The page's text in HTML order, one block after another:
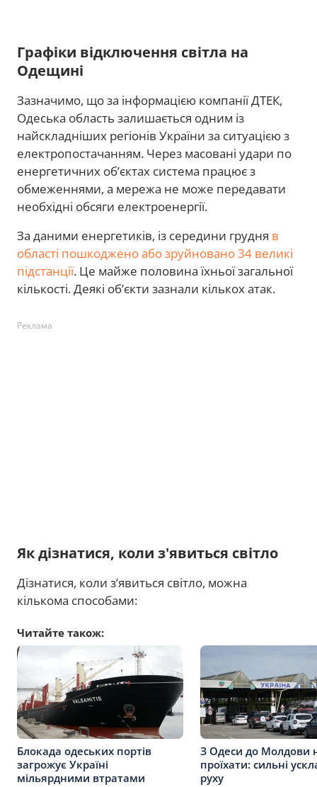
Графіки відключення світла на
Одещині
Зазначимо, що за інформацією компанії ДТЕК,
Одеська область залишається одним із
найскладніших регіонів України за ситуацією з
електропостачанням. Через масовані удари по
енергетичних об’єктах система працює з
обмеженнями, а мережа не може передавати
необхідні обсяги електроенергії.
За даними енергетиків, із середини грудня в
області пошкоджено або зруйновано 34 великі
підстанції. Це майже половина їхньої загальної
кількості. Деякі об’єкти зазнали кількох атак.
Реклама
Як дізнатися, коли з'явиться світло
Дізнатися, коли з’явиться світло, можна
кількома способами:
Читайте також:
Блокада одеських портів
загрожує Україні
мільярдними втратами
З Одеси до Молдови
проїхати: сильні
руху